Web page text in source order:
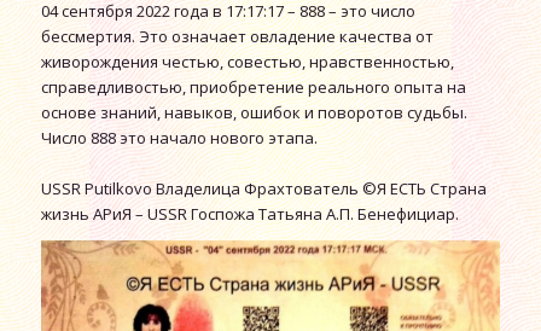
04 сентября 2022 года в 17:17:17 – 888 – это число
бессмертия. Это означает овладение качества от
живорождения честью, совестью, нравственностью,
справедливостью, приобретение реального опыта на
основе знаний, навыков, ошибок и поворотов судьбы.
Число 888 это начало нового этапа.
USSR Putilkovo Владелица Фрахтователь ©Я ЕСТЬ Страна
жизнь АРиЯ – USSR Госпожа Татьяна А.П. Бенефициар.